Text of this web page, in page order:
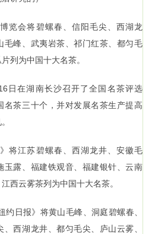
览会将碧螺春、信阳毛尖、西湖龙
毛峰、武夷岩茶、祁门红茶、都匀毛
列为中国十大名茶。
日在湖南长沙召开了全国名茶评选
名茶三十个，并对发展名茶生产提高
将江苏碧螺春、西湖龙井、安徽毛
玉露、福建铁观音、福建银针、云南
西云雾茶列为中国十大名茶。
约日报》将黄山毛峰、洞庭碧螺春、
西湖龙井、都匀毛尖、庐山云雾、